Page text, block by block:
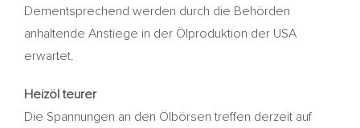
Dementsprechend werden durch die Behörden
anhaltende Anstiege in der Ölproduktion der USA
erwartet.
Heizöl teurer
Die Spannungen an den Ölbörsen treffen derzeit auf